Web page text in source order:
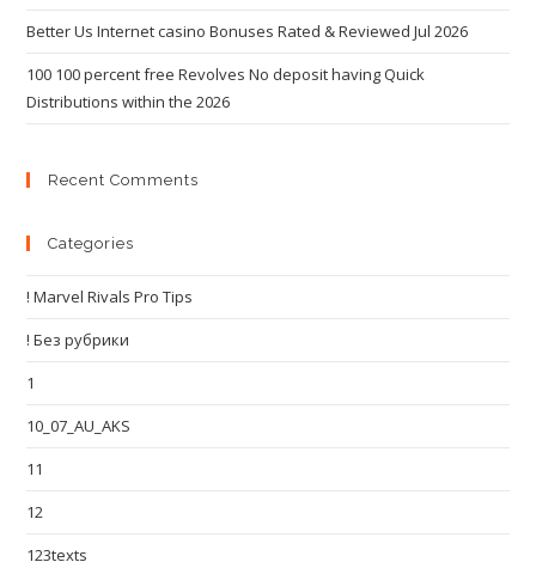
Better Us Internet casino Bonuses Rated & Reviewed Jul 2026
100 100 percent free Revolves No deposit having Quick
Distributions within the 2026
Recent Comments
Categories
! Marvel Rivals Pro Tips
! Без рубрики
1
10_07_AU_AKS
11
12
123texts